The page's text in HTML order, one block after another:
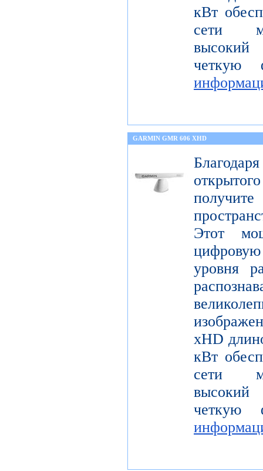
кВт
сети
высокий
четкую
GARMIN GMR 606 XHD
Этот
уровня
xHD
кВт
сети
высокий
четкую